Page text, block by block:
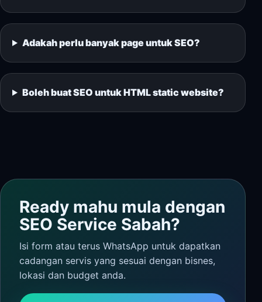
Adakah perlu banyak page untuk SEO?
Boleh buat SEO untuk HTML static website?
Ready mahu mula dengan
SEO Service Sabah?
Isi form atau terus WhatsApp untuk dapatkan
cadangan servis yang sesuai dengan bisnes,
lokasi dan budget anda.